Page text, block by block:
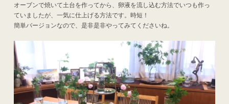
オーブンで焼いて土台を作ってから、卵液を流し込む方法でいつも作っ
ていましたが、一気に仕上げる方法です。時短！
簡単バージョンなので、是非是非やってみてくださいね。